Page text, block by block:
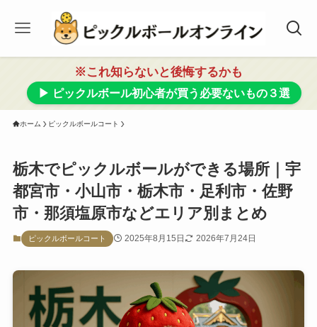
※これ知らないと後悔するかも
▶ ピックルボール初心者が買う必要ないもの３選
ホーム ピックルボールコート
栃木でピックルボールができる場所｜宇
都宮市・小山市・栃木市・足利市・佐野
市・那須塩原市などエリア別まとめ
ピックルボールコート 2025年8月15日 2026年7月24日